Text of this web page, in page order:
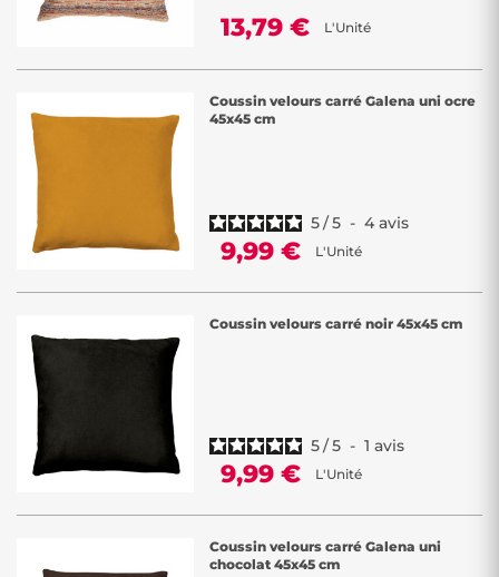
13,79 € L'Unité
Coussin velours carré Galena uni ocre
45x45 cm
5/5 - 4 avis
9,99 € L'Unité
Coussin velours carré noir 45x45 cm
5/5 - 1 avis
9,99 € L'Unité
Coussin velours carré Galena uni
chocolat 45x45 cm